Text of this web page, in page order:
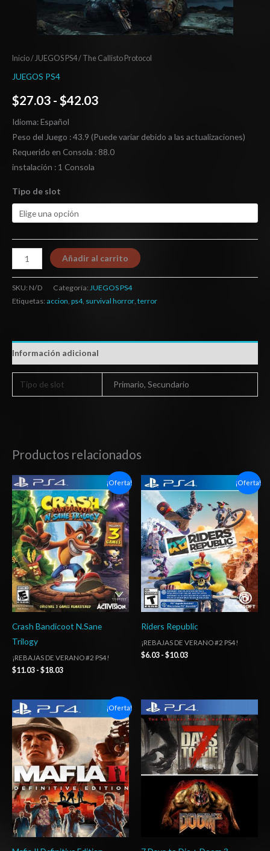
Inicio/ JUEGOS PS4/ The Callisto Protocol
JUEGOS PS4
$27.03 - $42.03
Idioma: Español
Peso del Juego : 43.9 (Puede variar debido a las actualizaciones)
Requerido en Consola : 88.0
instalación : 1 Consola
Tipo de slot
Añadir al carrito
SKU: N/D Categoría: JUEGOS PS4
Etiquetas: accion, ps4, survival horror, terror
Información adicional
Tipo de slot Primario, Secundario
Productos relacionados
¡Oferta!
Crash Bandicoot N.Sane
Trilogy
¡REBAJAS DE VERANO #2 PS4!
$11.03 - $18.03
Rango
de
precios:
desde
$11.03
hasta
$18.03
¡Oferta!
Riders Republic
¡REBAJAS DE VERANO #2 PS4!
$6.03 - $10.03
Rango
de
precios:
desde
$6.03
hasta
$10.03
¡Oferta!
Rango
de
precios:
desde
$6.03
hasta
$10.03
Rango
de
precios:
desde
$15.03
hasta
$24.03